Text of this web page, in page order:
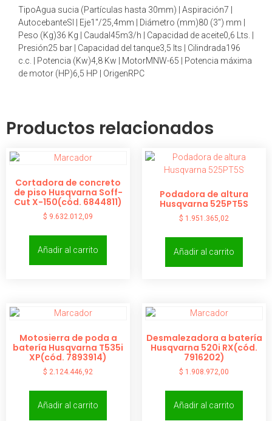
TipoAgua sucia (Partículas hasta 30mm) | Aspiración7 |
AutocebanteSI | Eje1″/25,4mm | Diámetro (mm)80 (3″) mm |
Peso (Kg)36 Kg | Caudal45m3/h | Capacidad de aceite0,6 Lts. |
Presión25 bar | Capacidad del tanque3,5 lts | Cilindrada196
c.c. | Potencia (Kw)4,8 Kw | MotorMNW-65 | Potencia máxima
de motor (HP)6,5 HP | OrigenRPC
Productos relacionados
Cortadora de concreto
de piso Husqvarna Soff-
Cut X-150(cód. 6844811)
$ 9.632.012,09
Añadir al carrito
Podadora de altura
Husqvarna 525PT5S
$ 1.951.365,02
Añadir al carrito
Motosierra de poda a
batería Husqvarna T535i
XP(cód. 7893914)
$ 2.124.446,92
Añadir al carrito
Desmalezadora a batería
Husqvarna 520i RX(cód.
7916202)
$ 1.908.972,00
Añadir al carrito